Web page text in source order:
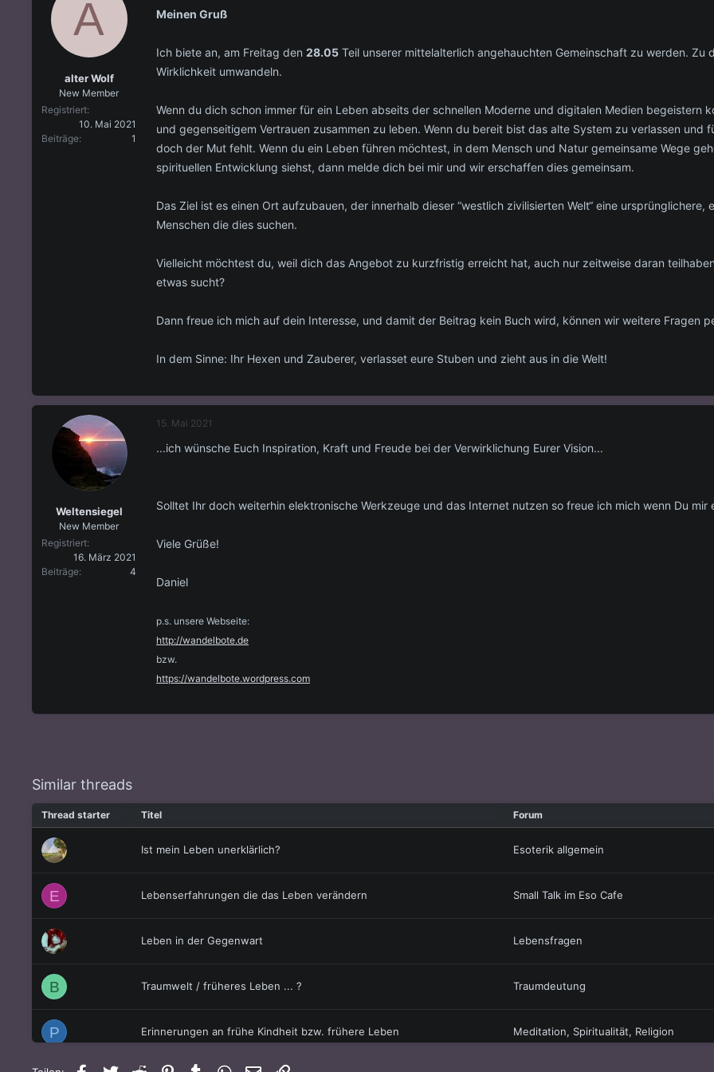
l
e
a
w
t
e
A
alter Wolf
New Member
Registriert
10. Mai 2021
Beiträge
1
Meinen Gruß
Ich biete an, am Freitag den 28.05 Teil unserer mittelalterlich angehauchten Gemeinschaft zu werden.
Wirklichkeit umwandeln.
Wenn du dich schon immer für ein Leben abseits der schnellen Moderne und digitalen Medien begeistern
und gegenseitigem Vertrauen zusammen zu leben. Wenn du bereit bist das alte System zu verlassen und
doch der Mut fehlt. Wenn du ein Leben führen möchtest, in dem Mensch und Natur gemeinsame Wege
spirituellen Entwicklung siehst, dann melde dich bei mir und wir erschaffen dies gemeinsam.
Das Ziel ist es einen Ort aufzubauen, der innerhalb dieser “westlich zivilisierten Welt“ eine
Menschen die dies suchen.
Vielleicht möchtest du, weil dich das Angebot zu kurzfristig erreicht hat, auch nur zeitweise daran
etwas sucht?
Dann freue ich mich auf dein Interesse, und damit der Beitrag kein Buch wird, können wir weitere Fragen
In dem Sinne: Ihr Hexen und Zauberer, verlasset eure Stuben und zieht aus in die Welt!
Weltensiegel
New Member
Registriert
16. März 2021
Beiträge
4
15. Mai 2021
...ich wünsche Euch Inspiration, Kraft und Freude bei der Verwirklichung Eurer Vision...
Solltet Ihr doch weiterhin elektronische Werkzeuge und das Internet nutzen so freue ich mich wenn Du
Viele Grüße!
Daniel
p.s. unsere Webseite:
http://wandelbote.de
bzw.
https://wandelbote.wordpress.com
Similar threads
Thread starter Titel Forum
Ist mein Leben unerklärlich? Esoterik allgemein
E Lebenserfahrungen die das Leben verändern Small Talk im Eso Cafe
Leben in der Gegenwart Lebensfragen
B Traumwelt / früheres Leben ... ? Traumdeutung
P Erinnerungen an frühe Kindheit bzw. frühere Leben Meditation, Spiritualität, Religion